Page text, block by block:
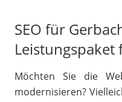
SEO für
Möchten Sie die
modernisieren?